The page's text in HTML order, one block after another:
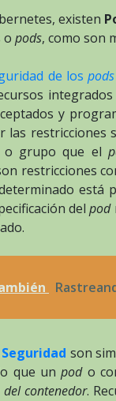
existen
o pods, como son
de lospods
y
las
o grupo que el
restricciones
está
delpod
son
que unpodo
contenedor.